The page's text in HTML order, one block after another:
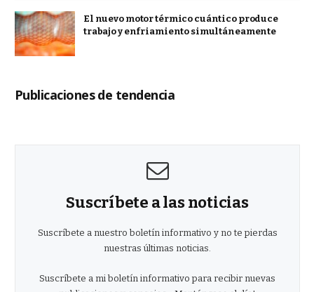
El nuevo motor térmico cuántico produce
trabajo y enfriamiento simultáneamente
Publicaciones de tendencia
Suscríbete a las noticias
Suscríbete a nuestro boletín informativo y no te pierdas
nuestras últimas noticias.
Suscríbete a mi boletín informativo para recibir nuevas